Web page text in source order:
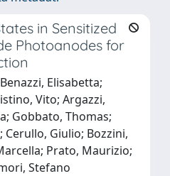
in Sensitized
Photoanodes for
Elisabetta;
Vito; Argazzi,
Gobbato, Thomas;
Cerullo, Giulio; Bozzini,
Prato, Maurizio;
Stefano